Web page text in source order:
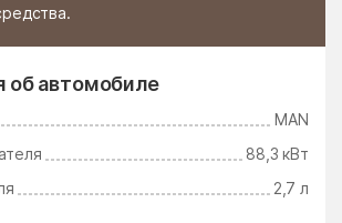
об автомобиле
MAN
88,3 кВт
2,7 л